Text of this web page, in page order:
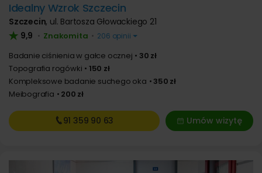
Idealny Wzrok Szczecin
Szczecin, ul. Bartosza Głowackiego 21
9,9 • Znakomita • 206 opinii
Badanie ciśnienia w gałce ocznej
30 zł
Topografia rogówki
150 zł
Kompleksowe badanie suchego oka
350 zł
Meibografia
200 zł
Umów wizytę
91 359 90 63